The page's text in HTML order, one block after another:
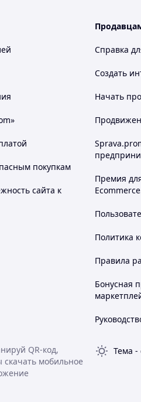
покупкам
сайта к
Справка
Создать
Начать
Премия
Политика
Правила
Бонусная
QR-код,
скачать мобильное
Тема -